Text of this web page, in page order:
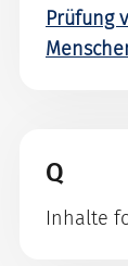
Prüfung
Q
Inhalte